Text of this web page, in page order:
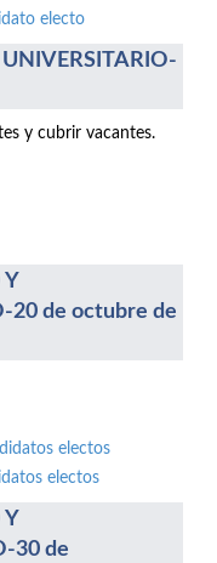
electo
UNIVERSITARIO-
y cubrir vacantes.
Y
20 de octubre de
electos
electos
Y
30 de